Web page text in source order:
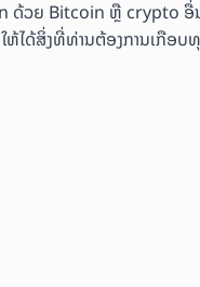
ດ້ວຍ Bitcoin ຫຼື crypto ອື່ນ
ໃຫ້ໄດ້ສິ່ງທີ່ທ່ານຕ້ອງການເກືອບ